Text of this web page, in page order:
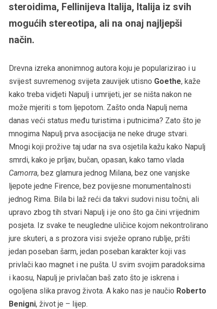
steroidima, Fellinijeva Italija, Italija iz svih
mogućih stereotipa, ali na onaj najljepši
način.
Drevna izreka anonimnog autora koju je popularizirao i u
svijest suvremenog svijeta zauvijek utisno Goethe, kaže
kako treba vidjeti Napulj i umrijeti, jer se ništa nakon ne
može mjeriti s tom ljepotom. Zašto onda Napulj nema
danas veći status među turistima i putnicima? Zato što je
mnogima Napulj prva asocijacija ne neke druge stvari.
Mnogi koji prožive taj udar na sva osjetila kažu kako Napulj
smrdi, kako je prljav, bučan, opasan, kako tamo vlada
Camorra, bez glamura jednog Milana, bez one vanjske
ljepote jedne Firence, bez povijesne monumentalnosti
jednog Rima. Bila bi laž reći da takvi sudovi nisu točni, ali
upravo zbog tih stvari Napulj i je ono što ga čini vrijednim
posjeta. Iz svake te neugledne uličice kojom nekontrolirano
jure skuteri, a s prozora visi svježe oprano rublje, pršti
jedan poseban šarm, jedan poseban karakter koji vas
privlači kao magnet i ne pušta. U svim svojim paradoksima
i kaosu, Napulj je privlačan baš zato što je iskrena i
ogoljena slika pravog života. A kako nas je naučio Roberto
Benigni, život je – lijep.